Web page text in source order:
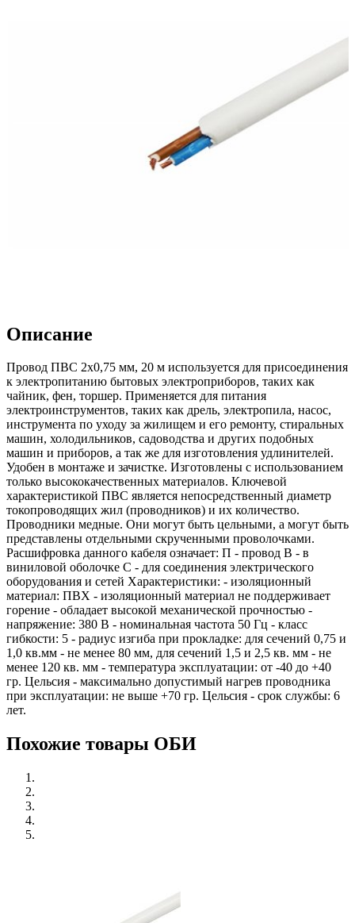
Описание
Провод ПВС 2х0,75 мм, 20 м используется для присоединения
к электропитанию бытовых электроприборов, таких как
чайник, фен, торшер. Применяется для питания
электроинструментов, таких как дрель, электропила, насос,
инструмента по уходу за жилищем и его ремонту, стиральных
машин, холодильников, садоводства и других подобных
машин и приборов, а так же для изготовления удлинителей.
Удобен в монтаже и зачистке. Изготовлены с использованием
только высококачественных материалов. Ключевой
характеристикой ПВС является непосредственный диаметр
токопроводящих жил (проводников) и их количество.
Проводники медные. Они могут быть цельными, а могут быть
представлены отдельными скрученными проволочками.
Расшифровка данного кабеля означает: П - провод В - в
виниловой оболочке С - для соединения электрического
оборудования и сетей Характеристики: - изоляционный
материал: ПВХ - изоляционный материал не поддерживает
горение - обладает высокой механической прочностью -
напряжение: 380 В - номинальная частота 50 Гц - класс
гибкости: 5 - радиус изгиба при прокладке: для сечений 0,75 и
1,0 кв.мм - не менее 80 мм, для сечений 1,5 и 2,5 кв. мм - не
менее 120 кв. мм - температура эксплуатации: от -40 до +40
гр. Цельсия - максимально допустимый нагрев проводника
при эксплуатации: не выше +70 гр. Цельсия - срок службы: 6
лет.
Похожие товары ОБИ